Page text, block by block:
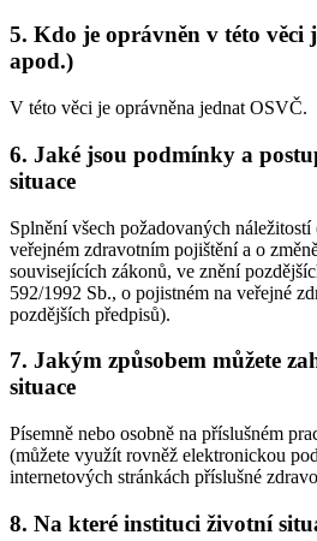
5. Kdo je oprávněn v této věci
apod.)
V této věci je oprávněna jednat OSVČ.
6. Jaké jsou podmínky a
situace
Splnění všech požadovaných
veřejném zdravotním pojištění a o
souvisejících zákonů, ve znění
592/1992 Sb., o pojistném na veřejné
pozdějších předpisů).
7. Jakým způsobem můžete
situace
Písemně nebo osobně na příslušném
(můžete využít rovněž elektronickou
internetových stránkách příslušné
8. Na které instituci životní